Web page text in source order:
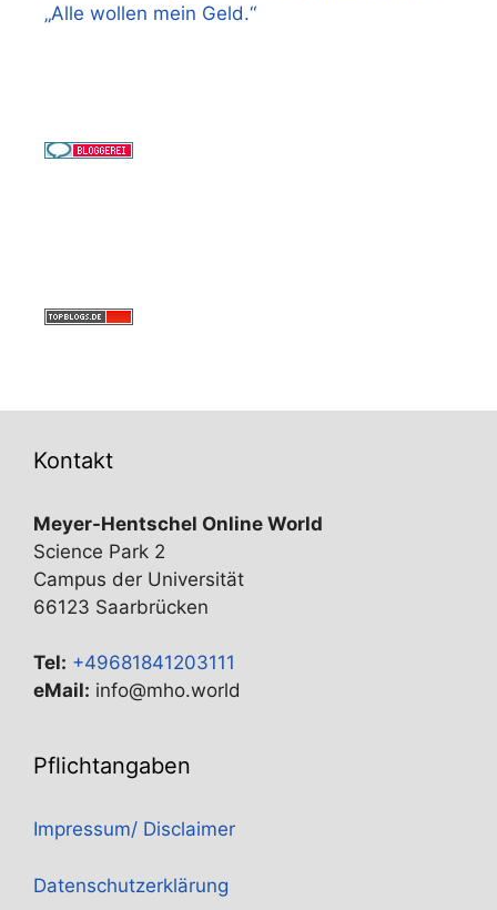
„Alle wollen mein Geld.“
Kontakt
Meyer-Hentschel Online World
Science Park 2
Campus der Universität
66123 Saarbrücken
Tel: +49681841203111
eMail: info@mho.world
Pflichtangaben
Impressum/ Disclaimer
Datenschutzerklärung